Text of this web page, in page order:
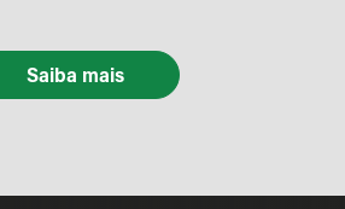
Saiba mais